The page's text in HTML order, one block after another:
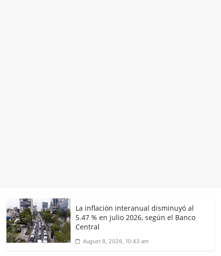
La inflación interanual disminuyó al
5.47 % en julio 2026, según el Banco
Central
August 8, 2026, 10:43 am